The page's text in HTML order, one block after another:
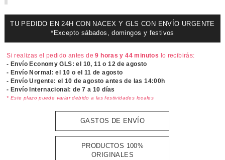
TU PEDIDO EN 24H CON NACEX Y GLS CON ENVÍO URGENTE
*Excepto sábados, domingos y festivos
Si realizas el pedido antes de9 horas y 44 minutos lo recibirás:
- Envío Economy GLS: el 10, 11 o 12 de agosto
- Envío Normal: el 10 o el 11 de agosto
- Envío Urgente: el10 de agosto antes de las 14:00h
- Envío Internacional: de 7 a 10 días
* Este plazo puede variar debido a las festividades locales
GASTOS DE ENVÍO
PRODUCTOS 100%
ORIGINALES